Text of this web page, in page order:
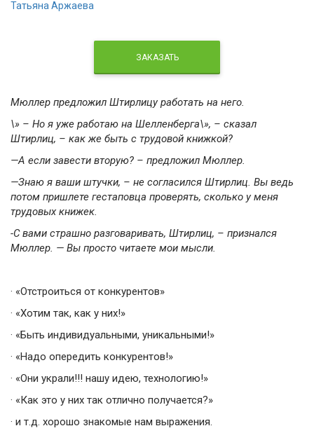
Татьяна Аржаева
ЗАКАЗАТЬ
Мюллер предложил Штирлицу работать на него.
\» – Но я уже работаю на Шелленберга\», – сказал
Штирлиц, – как же быть с трудовой книжкой?
—А если завести вторую? – предложил Мюллер.
—Знаю я ваши штучки, – не согласился Штирлиц. Вы ведь
потом пришлете гестаповца проверять, сколько у меня
трудовых книжек.
-С вами страшно разговаривать, Штирлиц, – признался
Мюллер. — Вы просто читаете мои мысли.
· «Отстроиться от конкурентов»
· «Хотим так, как у них!»
· «Быть индивидуальными, уникальными!»
· «Надо опередить конкурентов!»
· «Они украли!!! нашу идею, технологию!»
· «Как это у них так отлично получается?»
· и т.д. хорошо знакомые нам выражения.